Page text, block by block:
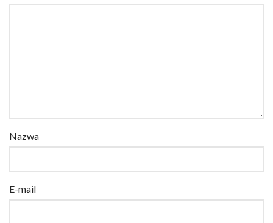
Nazwa
E-mail